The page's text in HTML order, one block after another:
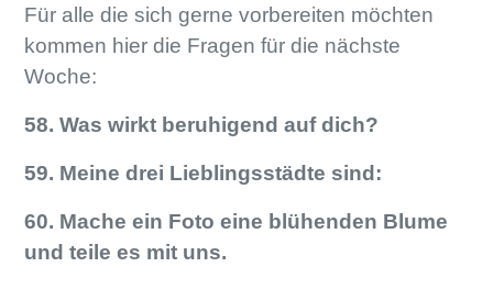
Für alle die sich gerne vorbereiten möchten
kommen hier die Fragen für die nächste
Woche:
58. Was wirkt beruhigend auf dich?
59. Meine drei Lieblingsstädte sind:
60. Mache ein Foto eine blühenden Blume
und teile es mit uns.